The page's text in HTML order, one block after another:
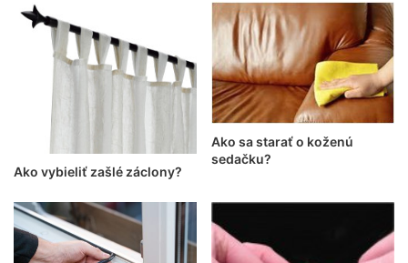
Ako vybieliť zašlé záclony?
Ako sa starať o koženú
sedačku?